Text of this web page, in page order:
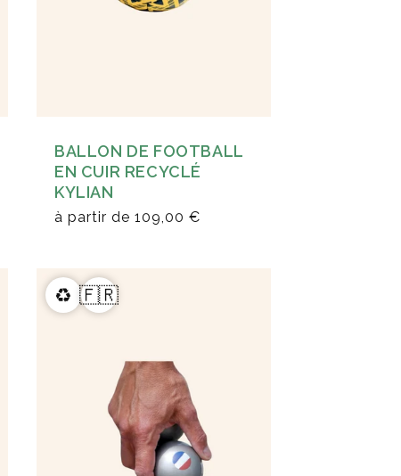
BALLON DE FOOTBALL
EN CUIR RECYCLÉ
KYLIAN
à partir de 109,00 €
♻️ 🇫🇷